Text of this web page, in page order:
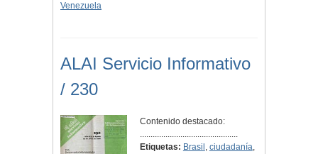
Venezuela
ALAI Servicio Informativo
/ 230
Contenido destacado:
..............................................
Etiquetas: Brasil , ciudadanía,